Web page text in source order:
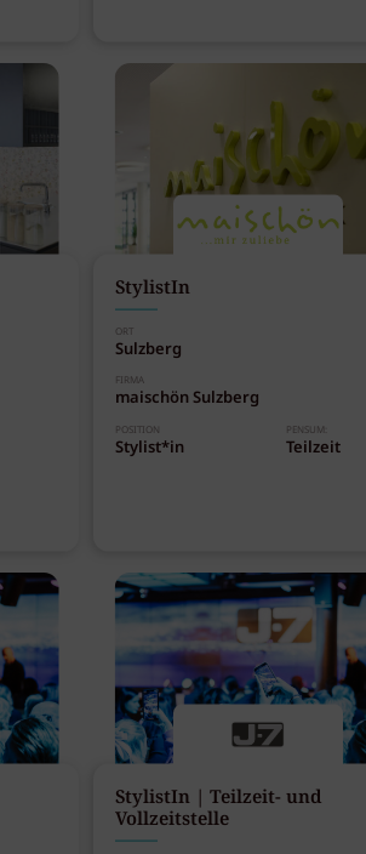
StylistIn
ORT
Sulzberg
FIRMA
maischön Sulzberg
POSITION
Stylist*in
PENSUM:
Teilzeit
StylistIn | Teilzeit- und
Vollzeitstelle